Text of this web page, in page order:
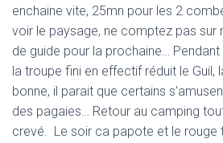
enchaine vite, 25mn pour les 2
voir le paysage, ne comptez pas sur
de guide pour la prochaine…
la troupe fini en effectif réduit le Guil,
bonne, il parait que certains
des pagaies… Retour au camping
crevé. Le soir ca papote et le rouge